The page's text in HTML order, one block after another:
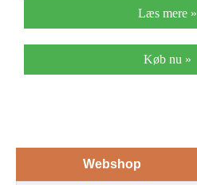
Læs mere »
Køb nu »
Webshop